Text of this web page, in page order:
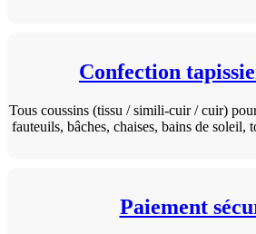
Confection
Tous coussins (tissu / simili-cuir / cuir)
fauteuils, bâches, chaises, bains de soleil,
Paiement